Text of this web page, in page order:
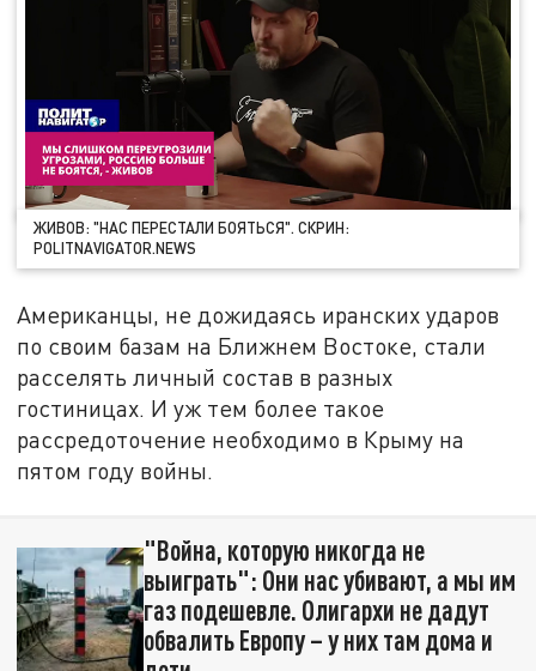
ЖИВОВ: "НАС ПЕРЕСТАЛИ БОЯТЬСЯ". СКРИН:
POLITNAVIGATOR.NEWS
Американцы, не дожидаясь иранских ударов
по своим базам на Ближнем Востоке, стали
расселять личный состав в разных
гостиницах. И уж тем более такое
рассредоточение необходимо в Крыму на
пятом году войны.
"Война, которую никогда не
выиграть": Они нас убивают, а мы им
газ подешевле. Олигархи не дадут
обвалить Европу – у них там дома и